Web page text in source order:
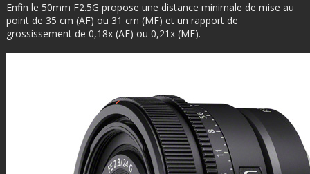
Enfin le 50mm F2.5G propose une distance minimale de mise au
point de 35 cm (AF) ou 31 cm (MF) et un rapport de
grossissement de 0,18x (AF) ou 0,21x (MF).